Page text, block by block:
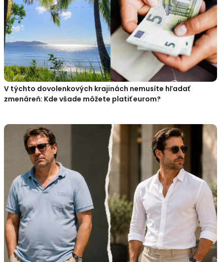
V týchto dovolenkových krajinách nemusíte hľadať
zmenáreň: Kde všade môžete platiť eurom?